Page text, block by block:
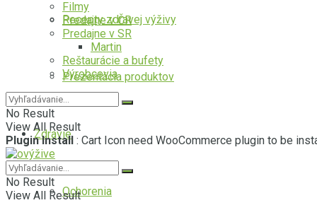
Recepty zdravej výživy
Prezentácia produktov
Zdravie
Ochorenia
Filmy
Predajne v ČR
Predajne v SR
Martin
Reštaurácie a bufety
Výrobcovia
No Result
View All Result
Plugin Install : Cart Icon need WooCommerce plugin to be
No Result
View All Result